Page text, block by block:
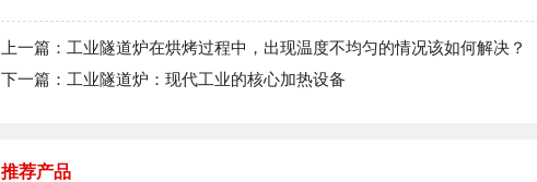
上一篇：工业隧道炉在烘烤过程中，出现温度不均匀的情况该如何解决？
下一篇：工业隧道炉：现代工业的核心加热设备
推荐产品